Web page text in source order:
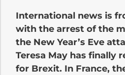
International news is
with the arrest of the
the New Year’s Eve
Teresa May has finally
for Brexit. In France,